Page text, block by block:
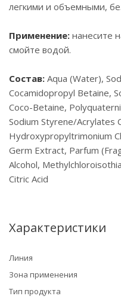
легкими и объемными,
Применение: нанесите
смойте водой.
Состав: Aqua (Water),
Cocamidopropyl Betaine,
Coco-Betaine,
Sodium Styrene/Acrylates
Hydroxypropyltrimonium
Germ Extract, Parfum
Alcohol,
Citric Acid
Характеристики
Линия
Зона применения
Тип продукта